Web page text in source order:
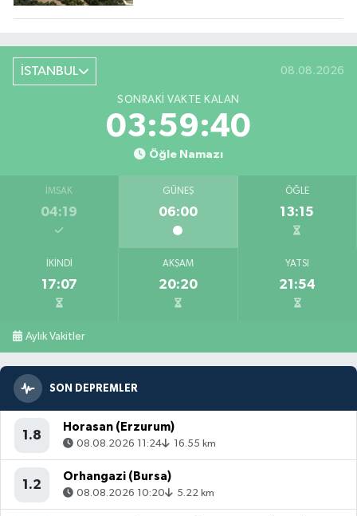
İSTANBUL 08.08.2026
SONRAKI VAKTE KALAN
03:59:38
Öğle Namazı
İMSAK
04:19
GÜNEŞ
06:00
ÖĞLE
13:15
İKINDI
17:07
AKŞAM
20:20
YATSI
21:54
Aylık Vakitler
SON DEPREMLER
1.8
Horasan (Erzurum)
08.08.2026 11:24 16.55 km
1.2
Orhangazi (Bursa)
08.08.2026 10:20 5.22 km